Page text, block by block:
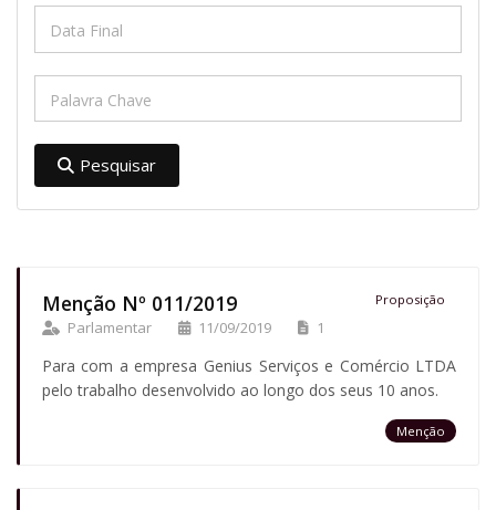
Menção Nº 011/2019 Proposição
Parlamentar 11/09/2019 1
Para com a empresa Genius Serviços e Comércio LTDA
pelo trabalho desenvolvido ao longo dos seus 10 anos.
Menção
Pesquisar